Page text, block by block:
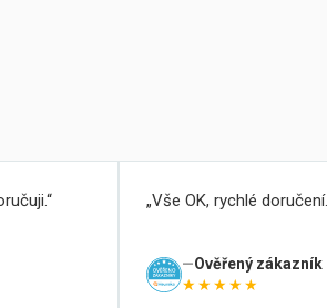
Vše OK, rychlé doručení.
Ověřený zákazník
★★★★★